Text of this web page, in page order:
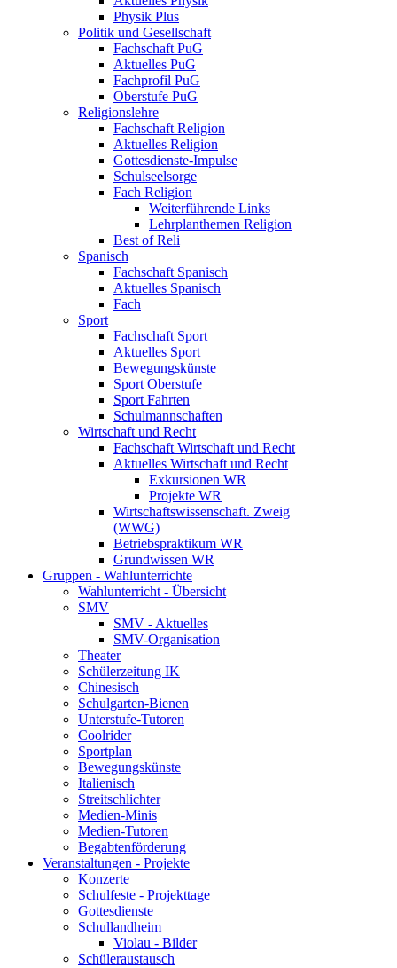
Physik Plus
Politik und Gesellschaft
Fachschaft PuG
Aktuelles PuG
Fachprofil PuG
Oberstufe PuG
Religionslehre
Fachschaft Religion
Aktuelles Religion
Gottesdienste-Impulse
Schulseelsorge
Fach Religion
Weiterführende Links
Lehrplanthemen Religion
Best of Reli
Spanisch
Fachschaft Spanisch
Aktuelles Spanisch
Fach
Sport
Fachschaft Sport
Aktuelles Sport
Bewegungskünste
Sport Oberstufe
Sport Fahrten
Schulmannschaften
Wirtschaft und Recht
Fachschaft Wirtschaft und Recht
Aktuelles Wirtschaft und Recht
Exkursionen WR
Projekte WR
Wirtschaftswissenschaft. Zweig
(WWG)
Betriebspraktikum WR
Grundwissen WR
Gruppen - Wahlunterrichte
Wahlunterricht - Übersicht
SMV
SMV - Aktuelles
SMV-Organisation
Theater
Schülerzeitung IK
Chinesisch
Schulgarten-Bienen
Unterstufe-Tutoren
Coolrider
Sportplan
Bewegungskünste
Italienisch
Streitschlichter
Medien-Minis
Medien-Tutoren
Begabtenförderung
Veranstaltungen - Projekte
Konzerte
Schulfeste - Projekttage
Gottesdienste
Schullandheim
Violau - Bilder
Schüleraustausch